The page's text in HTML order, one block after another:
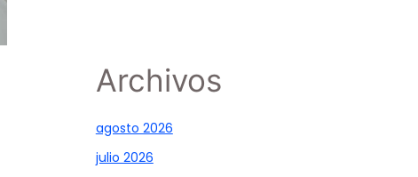
Archivos
agosto 2026
julio 2026